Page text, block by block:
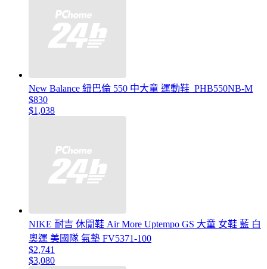
New Balance 紐巴倫 550 中大童 運動鞋_PHB550NB-M
$830
$1,038
NIKE 耐吉 休閒鞋 Air More Uptempo GS 大童 女鞋 藍 白
奧運 美國隊 氣墊 FV5371-100
$2,741
$3,080